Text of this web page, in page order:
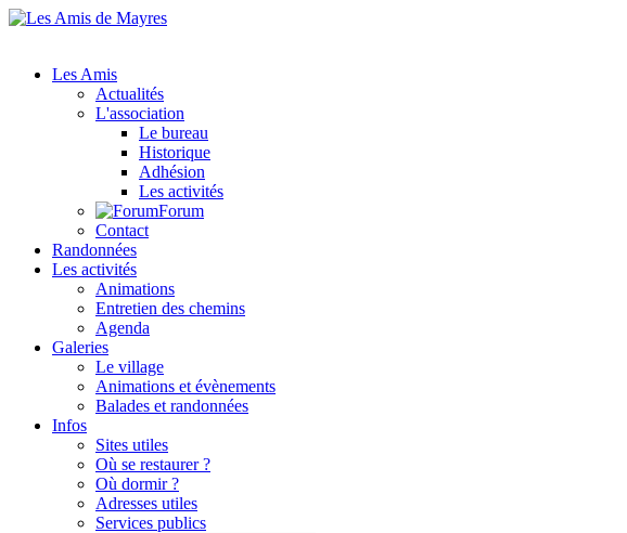
Les Amis
Actualités
L'association
Le bureau
Historique
Adhésion
Les activités
Forum
Contact
Randonnées
Les activités
Animations
Entretien des chemins
Agenda
Galeries
Le village
Animations et évènements
Balades et randonnées
Infos
Sites utiles
Où se restaurer ?
Où dormir ?
Adresses utiles
Services publics